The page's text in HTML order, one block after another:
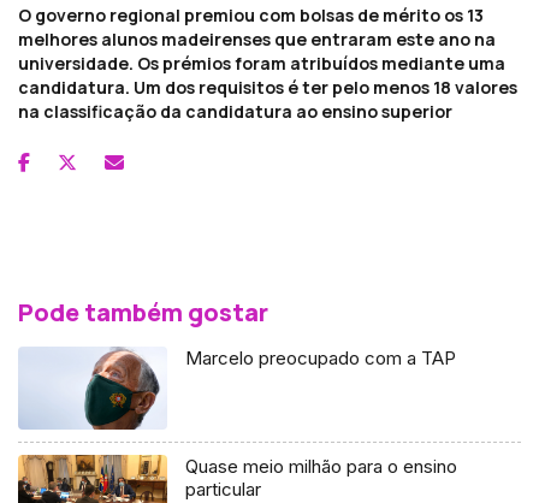
O governo regional premiou com bolsas de mérito os 13
melhores alunos madeirenses que entraram este ano na
universidade. Os prémios foram atribuídos mediante uma
candidatura. Um dos requisitos é ter pelo menos 18 valores
na classificação da candidatura ao ensino superior
Pode também gostar
Marcelo preocupado com a TAP
Quase meio milhão para o ensino
particular